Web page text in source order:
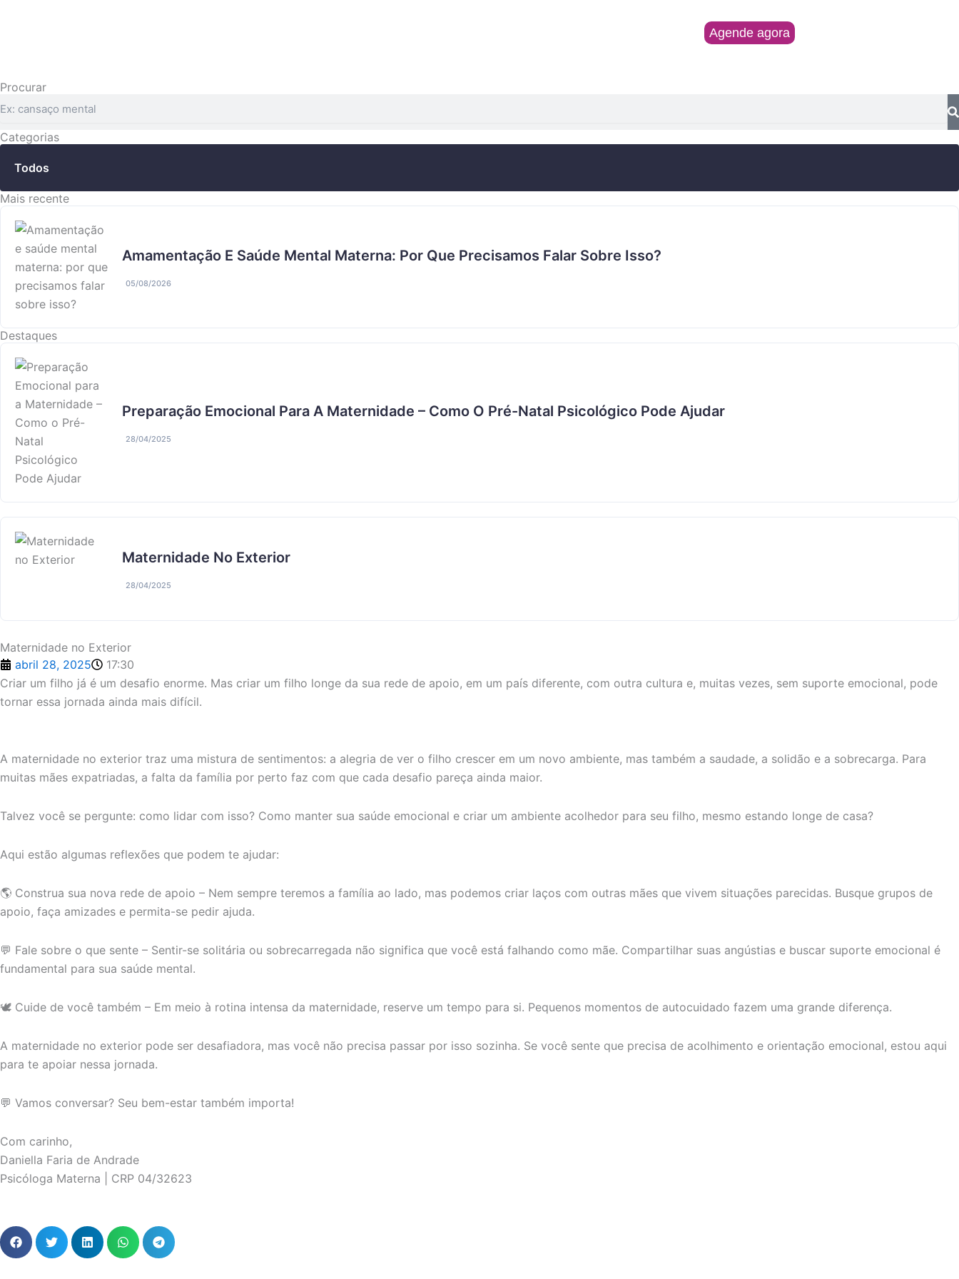
Agende agora
Procurar
Categorias
Todos
Mais recente
Amamentação E Saúde Mental Materna: Por Que Precisamos Falar Sobre Isso?
05/08/2026
Destaques
Preparação Emocional Para A Maternidade – Como O Pré-Natal Psicológico Pode Ajudar
28/04/2025
Maternidade No Exterior
28/04/2025
Maternidade no Exterior
abril 28, 2025
17:30
Criar um filho já é um desafio enorme. Mas criar um filho longe da sua rede de apoio, em um país diferente, com outra cultura e, muitas vezes, sem suporte emocional, pode
tornar essa jornada ainda mais difícil.
A maternidade no exterior traz uma mistura de sentimentos: a alegria de ver o filho crescer em um novo ambiente, mas também a saudade, a solidão e a sobrecarga. Para
muitas mães expatriadas, a falta da família por perto faz com que cada desafio pareça ainda maior.
Talvez você se pergunte: como lidar com isso? Como manter sua saúde emocional e criar um ambiente acolhedor para seu filho, mesmo estando longe de casa?
Aqui estão algumas reflexões que podem te ajudar:
🌎 Construa sua nova rede de apoio – Nem sempre teremos a família ao lado, mas podemos criar laços com outras mães que vivem situações parecidas. Busque grupos de
apoio, faça amizades e permita-se pedir ajuda.
💬 Fale sobre o que sente – Sentir-se solitária ou sobrecarregada não significa que você está falhando como mãe. Compartilhar suas angústias e buscar suporte emocional é
fundamental para sua saúde mental.
🕊 Cuide de você também – Em meio à rotina intensa da maternidade, reserve um tempo para si. Pequenos momentos de autocuidado fazem uma grande diferença.
A maternidade no exterior pode ser desafiadora, mas você não precisa passar por isso sozinha. Se você sente que precisa de acolhimento e orientação emocional, estou aqui
para te apoiar nessa jornada.
💬 Vamos conversar? Seu bem-estar também importa!
Com carinho,
Daniella Faria de Andrade
Psicóloga Materna | CRP 04/32623